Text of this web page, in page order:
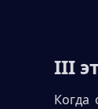
III
Когда